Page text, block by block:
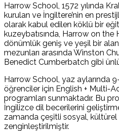
Harrow School, 1572 yılında
kurulan ve İngiltere’nin en
olarak kabul edilen köklü bir
kuzeybatısında, Harrow on the
dönümlük geniş ve yeşil bir
mezunları arasında Winston
Benedict Cumberbatch gibi
Harrow School, yaz aylarında
öğrenciler için English + Multi-
programları sunmaktadır. Bu
İngilizce dil becerilerini
zamanda çeşitli sosyal,
zenginleştirilmiştir.